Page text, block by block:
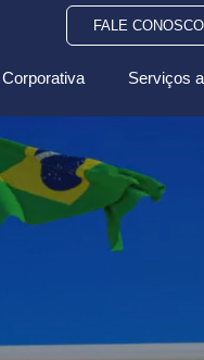
FALE CONOSCO
Serviços